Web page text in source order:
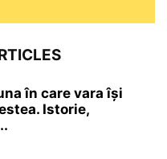
în care vara își
Istorie,